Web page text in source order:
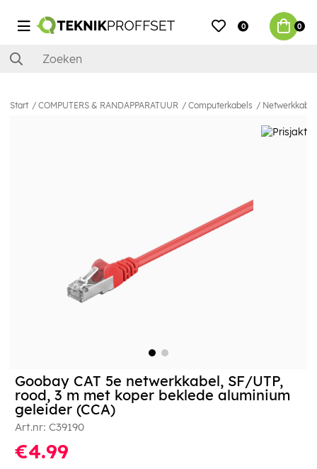
0 0
Start COMPUTERS & RANDAPPARATUUR Computerkabels
Goobay CAT 5e netwerkkabel, SF/UTP,
rood, 3 m met koper beklede aluminium
geleider (CCA)
Art.nr: C39190
€4.99